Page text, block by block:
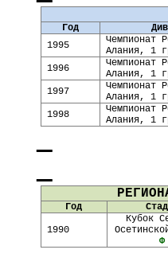
Год
1995
Чемпионат
Алания, 1
1996
Чемпионат
Алания, 1
1997
Чемпионат
Алания, 1
1998
Чемпионат
Алания, 1
Год
1990
Кубок
Ф